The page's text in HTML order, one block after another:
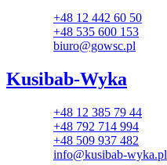
+48 12 442 60 50
+48 535 600 153
biuro@gowsc.pl
Kusibab-Wyka
+48 12 385 79 44
+48 792 714 994
+48 509 937 482
info@kusibab-wyka.pl